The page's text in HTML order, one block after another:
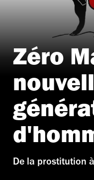
Zéro
De la prostitution